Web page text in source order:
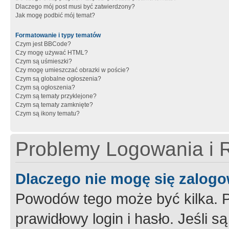
Dlaczego mój post musi być zatwierdzony?
Jak mogę podbić mój temat?
Formatowanie i typy tematów
Czym jest BBCode?
Czy mogę używać HTML?
Czym są uśmieszki?
Czy mogę umieszczać obrazki w poście?
Czym są globalne ogłoszenia?
Czym są ogłoszenia?
Czym są tematy przyklejone?
Czym są tematy zamknięte?
Czym są ikony tematu?
Problemy Logowania i
Dlaczego nie mogę się
Powodów tego może być kilka.
prawidłowy login i hasło. Jeśli